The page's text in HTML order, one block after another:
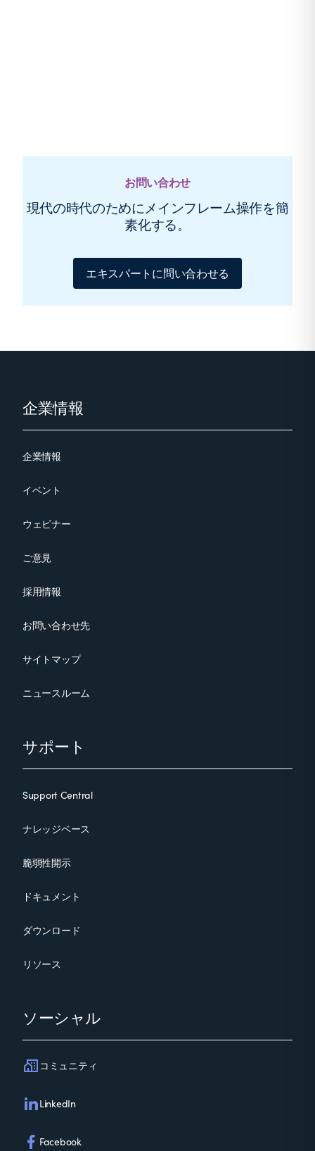
お問い合わせ
現代の時代のためにメインフレーム操作を簡
素化する。
エキスパートに問い合わせる
Footer企業情報
企業情報
イベント
ウェビナー
ご意見
採用情報
お問い合わせ先
サイトマップ
ニュースルーム
サポート
Support Central
ナレッジベース
脆弱性開示
ドキュメント
ダウンロード
リソース
ソーシャル
コミュニティ
LinkedIn
Facebook